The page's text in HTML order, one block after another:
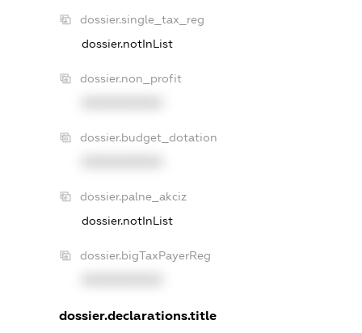
dossier.single_tax_reg
dossier.notInList
dossier.non_profit
dossier.budget_dotation
dossier.palne_akciz
dossier.notInList
dossier.bigTaxPayerReg
dossier.declarations.title